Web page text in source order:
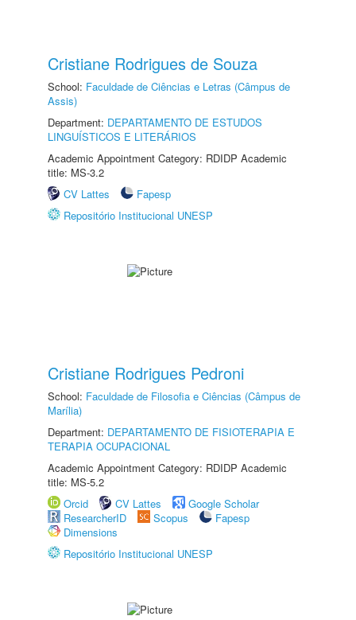
Cristiane Rodrigues de Souza
School: Faculdade de Ciências e Letras (Câmpus de
Assis)
Department: DEPARTAMENTO DE ESTUDOS
LINGUÍSTICOS E LITERÁRIOS
Academic Appointment Category: RDIDP Academic
title: MS-3.2
CV Lattes
Fapesp
Repositório Institucional UNESP
Cristiane Rodrigues Pedroni
School: Faculdade de Filosofia e Ciências (Câmpus de
Marília)
Department: DEPARTAMENTO DE FISIOTERAPIA E
TERAPIA OCUPACIONAL
Academic Appointment Category: RDIDP Academic
title: MS-5.2
Orcid
CV Lattes
Google Scholar
ResearcherID
Scopus
Fapesp
Dimensions
Repositório Institucional UNESP